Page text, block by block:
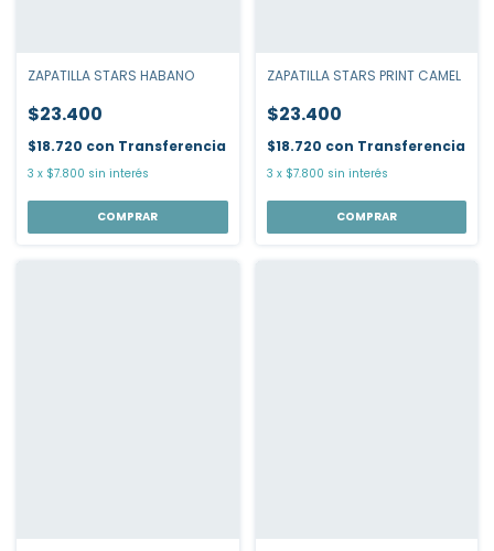
ZAPATILLA STARS HABANO
$23.400
$18.720 con Transferencia
3 x $7.800 sin interés
COMPRAR
ZAPATILLA STARS PRINT CAMEL
$23.400
$18.720 con Transferencia
3 x $7.800 sin interés
COMPRAR